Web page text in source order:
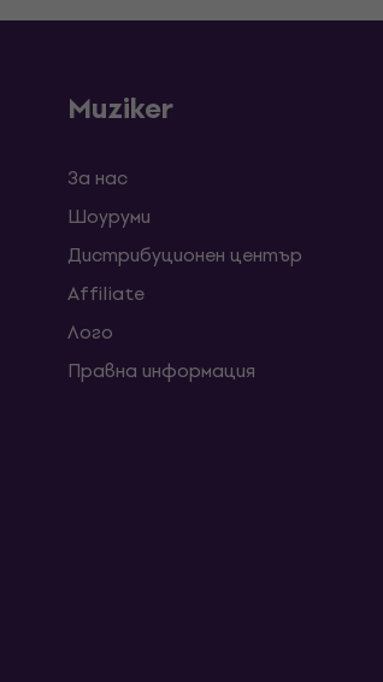
Muziker
За нас
Шоуруми
Дистрибуционен център
Affiliate
Лого
Правна информация